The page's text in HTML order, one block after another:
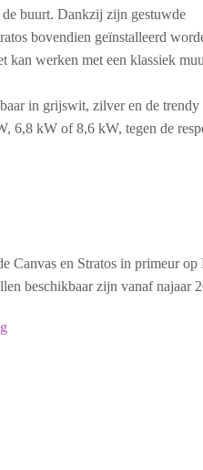
buurt. Dankzij zijn gestuwde
bovendien geïnstalleerd
kan werken met een klassiek
in grijswit, zilver en de
6,8 kW of 8,6 kW, tegen de
Canvas en Stratos in primeur
beschikbaar zijn vanaf najaar